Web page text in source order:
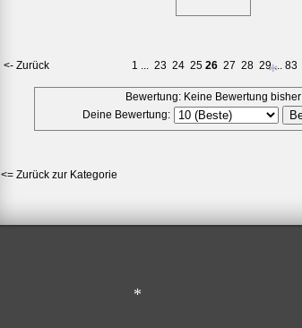
<- Zurück 1 ... 23 24 25 26 27 28 29... 83
Bewertung: Keine Bewertung bisher
Deine Bewertung:
<= Zurück zur Kategorie